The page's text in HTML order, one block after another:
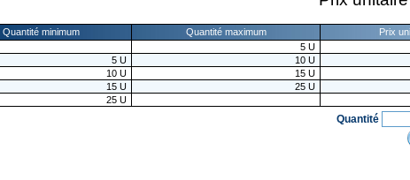
Quantité minimum Quantité maximum
Prix
5 U
5 U 10 U
10 U 15 U
15 U 25 U
25 U
Quantité